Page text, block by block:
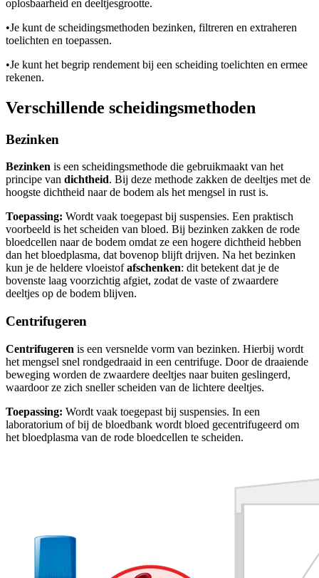
oplosbaarheid en deeltjesgrootte.
•Je kunt de scheidingsmethoden bezinken, filtreren en extraheren
toelichten en toepassen.
•Je kunt het begrip rendement bij een scheiding toelichten en ermee
rekenen.
Verschillende scheidingsmethoden
Bezinken
Bezinken is een scheidingsmethode die gebruikmaakt van het
principe van dichtheid. Bij deze methode zakken de deeltjes met de
hoogste dichtheid naar de bodem als het mengsel in rust is.
Toepassing: Wordt vaak toegepast bij suspensies. Een praktisch
voorbeeld is het scheiden van bloed. Bij bezinken zakken de rode
bloedcellen naar de bodem omdat ze een hogere dichtheid hebben
dan het bloedplasma, dat bovenop blijft drijven. Na het bezinken
kun je de heldere vloeistofafschenken: dit betekent dat je de
bovenste laag voorzichtig afgiet, zodat de vaste of zwaardere
deeltjes op de bodem blijven.
Centrifugeren
Centrifugeren is een versnelde vorm van bezinken. Hierbij wordt
het mengsel snel rondgedraaid in een centrifuge. Door de draaiende
beweging worden de zwaardere deeltjes naar buiten geslingerd,
waardoor ze zich sneller scheiden van de lichtere deeltjes.
Toepassing: Wordt vaak toegepast bij suspensies. In een
laboratorium of bij de bloedbank wordt bloed gecentrifugeerd om
het bloedplasma van de rode bloedcellen te scheiden.